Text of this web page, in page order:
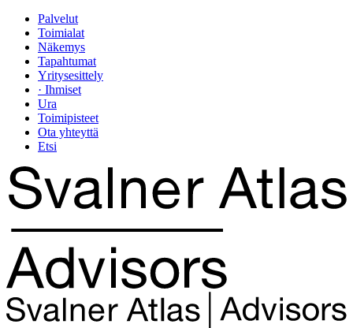
Palvelut
Toimialat
Näkemys
Tapahtumat
Yritysesittely
· Ihmiset
Ura
Toimipisteet
Ota yhteyttä
Etsi